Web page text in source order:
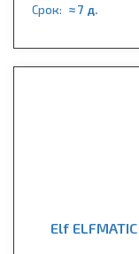
Срок: ≈ 7 д.
Elf